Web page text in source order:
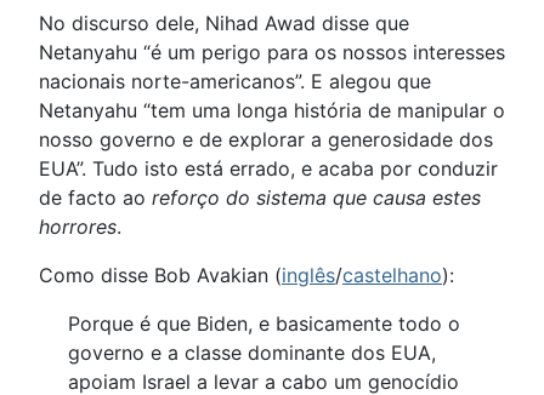
No discurso dele, Nihad Awad disse que
Netanyahu “é um perigo para os nossos interesses
nacionais norte-americanos”. E alegou que
Netanyahu “tem uma longa história de manipular o
nosso governo e de explorar a generosidade dos
EUA”. Tudo isto está errado, e acaba por conduzir
de facto ao reforço do sistema que causa estes
horrores.
Como disse Bob Avakian (inglês/castelhano):
Porque é que Biden, e basicamente todo o
governo e a classe dominante dos EUA,
apoiam Israel a levar a cabo um genocídio